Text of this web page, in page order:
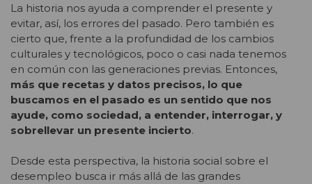
La historia nos ayuda a comprender el presente y
evitar, así, los errores del pasado. Pero también es
cierto que, frente a la profundidad de los cambios
culturales y tecnológicos, poco o casi nada tenemos
en común con las generaciones previas. Entonces,
más que recetas y datos precisos, lo que
buscamos en el pasado es un sentido que nos
ayude, como sociedad, a entender, interrogar, y
sobrellevar un presente incierto.
Desde esta perspectiva, la historia social sobre el
desempleo busca ir más allá de las grandes